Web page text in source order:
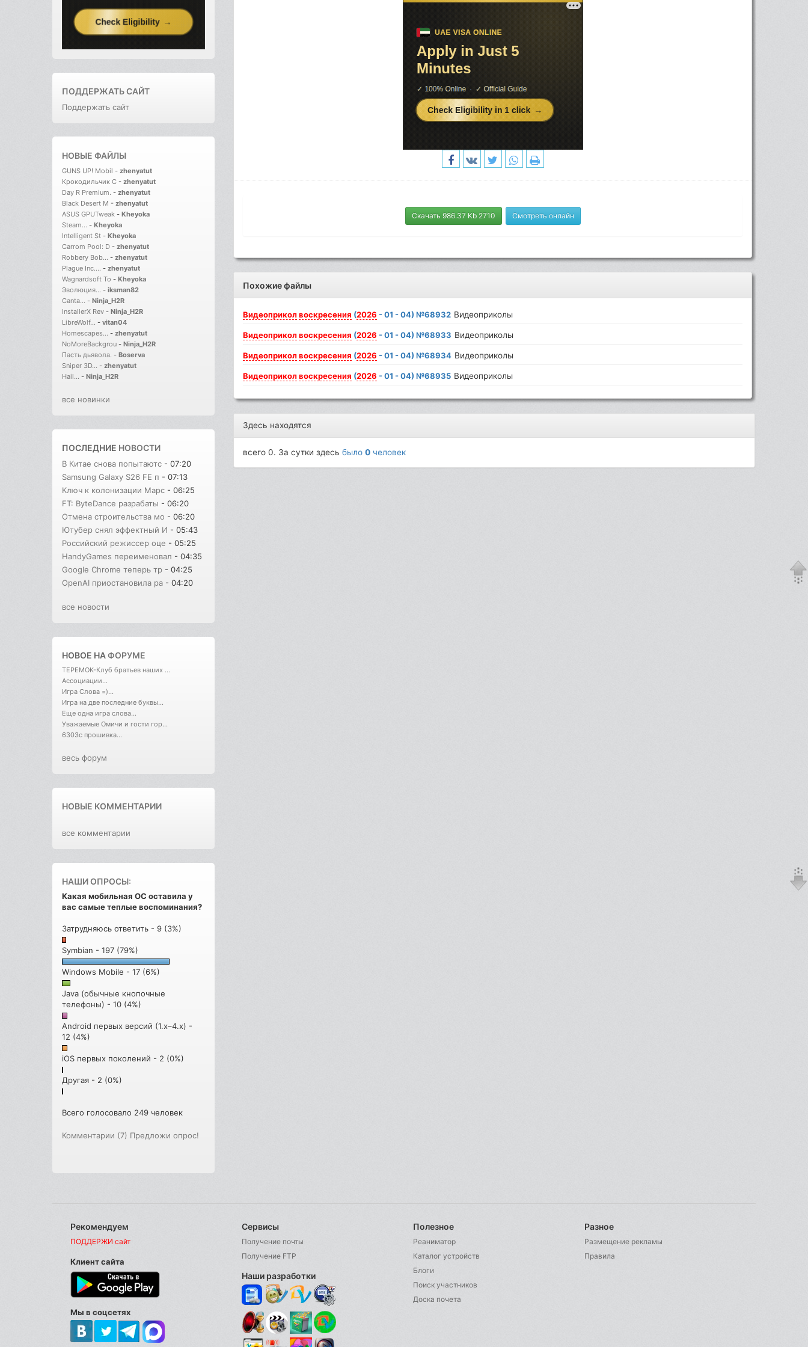
ПОДДЕРЖАТЬ САЙТ
Поддержать сайт
НОВЫЕ ФАЙЛЫ
GUNS UP! Mobil - zhenyatut
Крокодильчик С - zhenyatut
Day R Premium. - zhenyatut
Black Desert M - zhenyatut
ASUS GPUTweak - Kheyoka
Steam... - Kheyoka
Intelligent St - Kheyoka
Carrom Pool: D - zhenyatut
Robbery Bob... - zhenyatut
Plague Inc.... - zhenyatut
Wagnardsoft To - Kheyoka
Эволюция... - iksman82
Canta... - Ninja_H2R
InstallerX Rev - Ninja_H2R
LibreWolf... - vitan04
Homescapes... - zhenyatut
NoMoreBackgrou - Ninja_H2R
Пасть дьявола. - Boserva
Sniper 3D... - zhenyatut
Hail... - Ninja_H2R
все новинки
ПОСЛЕДНИЕ НОВОСТИ
В Китае снова попытаютс - 07:20
Samsung Galaxy S26 FE п - 07:13
Ключ к колонизации Марс - 06:25
FT: ByteDance разрабаты - 06:20
Отмена строительства мо - 06:20
Ютубер снял эффектный И - 05:43
Российский режиссер оце - 05:25
HandyGames переименовал - 04:35
Google Chrome теперь тр - 04:25
OpenAI приостановила ра - 04:20
все новости
НОВОЕ НАФОРУМЕ
ТЕРЕМОК-Клуб братьев наших ...
Ассоциации...
Игра Слова =)...
Игра на две последние буквы...
Еще одна игра слова...
Уважаемые Омичи и гости гор...
6303с прошивка...
весь форум
НОВЫЕ КОММЕНТАРИИ
все комментарии
НАШИ ОПРОСЫ:
Какая мобильная ОС оставила у
вас самые теплые воспоминания?
Затрудняюсь ответить - 9 (3%)
Symbian - 197 (79%)
Windows Mobile - 17 (6%)
Java (обычные кнопочные
телефоны) - 10 (4%)
Android первых версий (1.x–4.x) -
12 (4%)
iOS первых поколений - 2 (0%)
Другая - 2 (0%)
Всего голосовало 249 человек
Комментарии (7) Предложи опрос!
Скачать 986.37 Kb 2710 Смотреть онлайн
Похожие файлы
Видеоприколвоскресения (2026 - 01 - 04) №68932 Видеоприколы
Видеоприколвоскресения (2026 - 01 - 04) №68933 Видеоприколы
Видеоприколвоскресения (2026 - 01 - 04) №68934 Видеоприколы
Видеоприколвоскресения (2026 - 01 - 04) №68935 Видеоприколы
Здесь находятся
всего 0. За сутки здесьбыло0 человек
Рекомендуем
ПОДДЕРЖИ сайт
Клиент сайта
Мы в соцсетях
Сервисы
Получение почты
Получение FTP
Наши разработки
Полезное
Реаниматор
Каталог устройств
Блоги
Поиск участников
Доска почета
Разное
Размещение рекламы
Правила